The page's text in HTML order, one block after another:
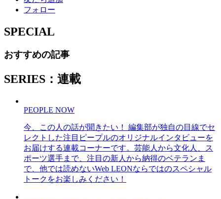
フォロー
SPECIAL
おすすめの記事
SERIES：連載
PEOPLE NOW
今、この人の話が聞きたい！ 編集部が独自の目線でセ
レクトした注目ピープルのオリジナルインタビューを
お届けする連載コーナーです。芸能人から文化人、ス
ポーツ選手まで、注目の新人から納得のベテランま
で、他では読めないWeb LEONならではのスペシャル
トークをお楽しみください！